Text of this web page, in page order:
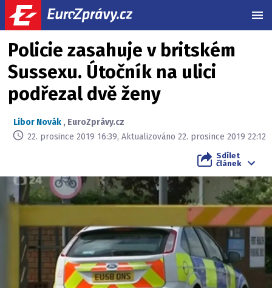
Policie zasahuje v britském
Sussexu. Útočník na ulici
podřezal dvě ženy
Libor Novák , EuroZprávy.cz
22. prosince 2019 16:39, Aktualizováno 22. prosince 2019 22:12
Sdílet
článek